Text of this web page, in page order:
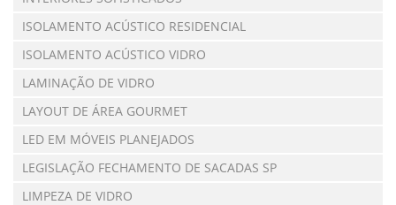
ISOLAMENTO ACÚSTICO RESIDENCIAL
ISOLAMENTO ACÚSTICO VIDRO
LAMINAÇÃO DE VIDRO
LAYOUT DE ÁREA GOURMET
LED EM MÓVEIS PLANEJADOS
LEGISLAÇÃO FECHAMENTO DE SACADAS SP
LIMPEZA DE VIDRO